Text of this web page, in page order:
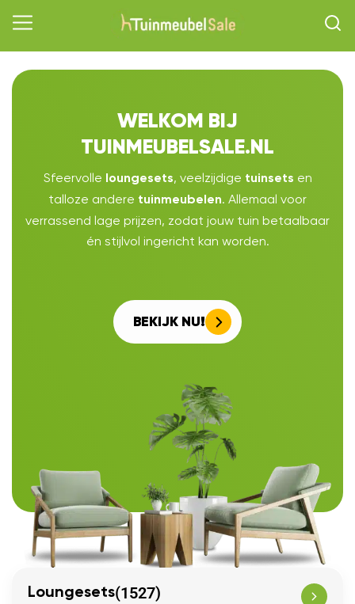
WELKOM BIJ
TUINMEUBELSALE.NL
Sfeervolle loungesets, veelzijdige tuinsets en
talloze andere tuinmeubelen. Allemaal voor
verrassend lage prijzen, zodat jouw tuin betaalbaar
én stijlvol ingericht kan worden.
BEKIJK NU!
Loungesets(1527)